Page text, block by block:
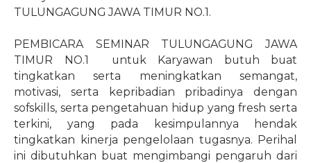
TULUNGAGUNG JAWA TIMUR NO.1.
PEMBICARA SEMINAR TULUNGAGUNG JAWA
TIMUR NO.1 untuk Karyawan butuh buat
tingkatkan serta meningkatkan semangat,
motivasi, serta kepribadian pribadinya dengan
sofskills, serta pengetahuan hidup yang fresh serta
terkini, yang pada kesimpulannya hendak
tingkatkan kinerja pengelolaan tugasnya. Perihal
ini dibutuhkan buat mengimbangi pengaruh dari